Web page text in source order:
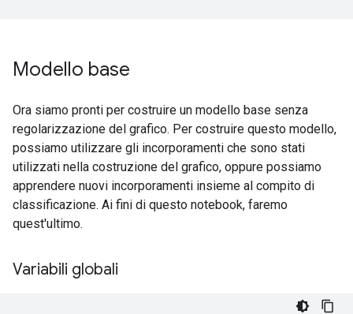
Modello base
Ora siamo pronti per costruire un modello base senza
regolarizzazione del grafico. Per costruire questo modello,
possiamo utilizzare gli incorporamenti che sono stati
utilizzati nella costruzione del grafico, oppure possiamo
apprendere nuovi incorporamenti insieme al compito di
classificazione. Ai fini di questo notebook, faremo
quest'ultimo.
Variabili globali